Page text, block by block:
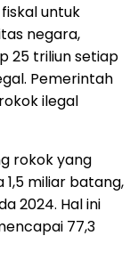
untuk
negara,
25 triliun setiap
Pemerintah
ilegal
rokok yang
miliar batang,
2024. Hal ini
77,3